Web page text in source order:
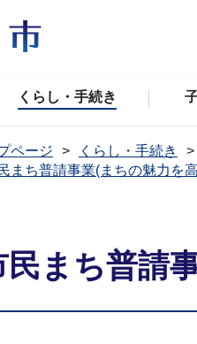
くらし・手続き
ページ くらし・手続き
まち普請事業(まちの魅力を
まち普請